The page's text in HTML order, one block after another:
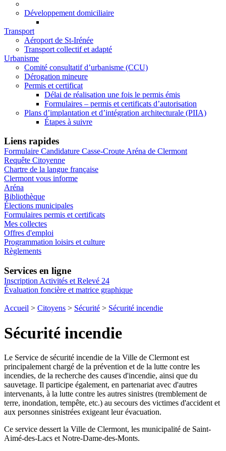
Développement domiciliaire
Transport
Aéroport de St-Irénée
Transport collectif et adapté
Urbanisme
Comité consultatif d’urbanisme (CCU)
Dérogation mineure
Permis et certificat
Délai de réalisation une fois le permis émis
Formulaires – permis et certificats d’autorisation
Plans d’implantation et d’intégration architecturale (PIIA)
Étapes à suivre
Liens rapides
Formulaire Candidature Casse-Croute Aréna de Clermont
Requête Citoyenne
Chartre de la langue française
Clermont vous informe
Aréna
Bibliothèque
Élections municipales
Formulaires permis et certificats
Mes collectes
Offres d'emploi
Programmation loisirs et culture
Règlements
Services en ligne
Inscription Activités et Relevé 24
Évaluation foncière et matrice graphique
Accueil > Citoyens > Sécurité > Sécurité incendie
Sécurité incendie
Le Service de sécurité incendie de la Ville de Clermont est
principalement chargé de la prévention et de la lutte contre les
incendies, de la recherche des causes d'incendie, ainsi que du
sauvetage. Il participe également, en partenariat avec d'autres
intervenants, à la lutte contre les autres sinistres (tremblement de
terre, inondation, tempête, etc.) au secours des victimes d'accident et
aux personnes sinistrées exigeant leur évacuation.
Ce service dessert la Ville de Clermont, les municipalité de Saint-
Aimé-des-Lacs et Notre-Dame-des-Monts.